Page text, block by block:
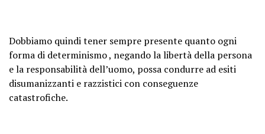
Dobbiamo quindi tener sempre presente quanto ogni
forma di determinismo , negando la libertà della persona
e la responsabilità dell’uomo, possa condurre ad esiti
disumanizzanti e razzistici con conseguenze
catastrofiche.